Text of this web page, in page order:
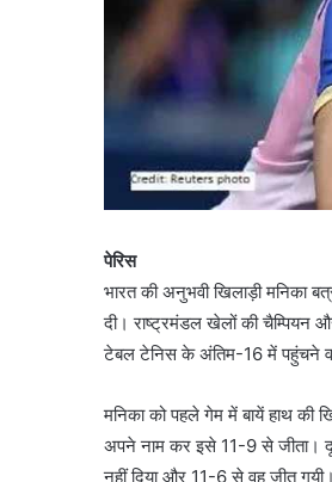
पेरिस
भारत की अनुभवी खिलाड़ी मनिका
दी। राष्ट्रमंडल खेलों की
टेबल टेनिस के अंतिम-16 में पहुंचने
मनिका को पहले गेम में बायें हाथ की
अपने नाम कर इसे 11-9 से जीता।
नहीं दिया और 11-6 से वह जीत गयी।